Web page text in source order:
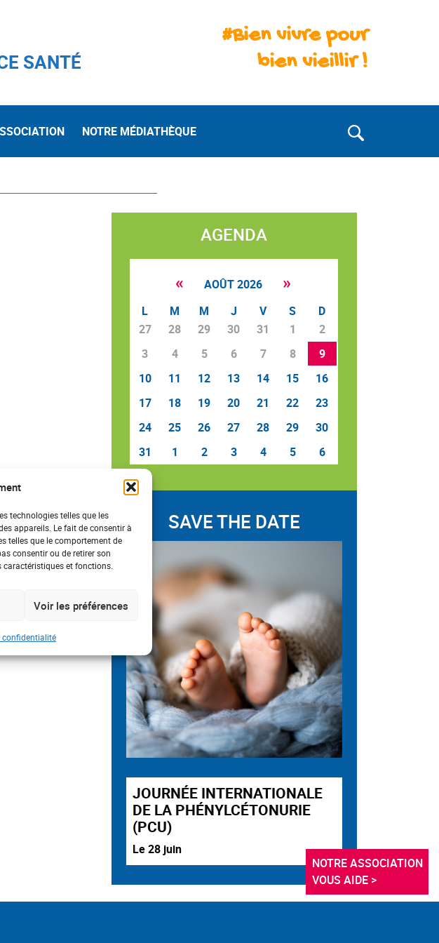
technologies telles que les
appareils. Le fait de consentir à
telles que le comportement de
consentir ou de retirer son
et fonctions.
Voir les préférences
confidentialité
SANTÉ
#Bien vivre pour
bien vieillir !
NOTRE MÉDIATHÈQUE
AGENDA
« AOÛT 2026 »
L M M J V S
D
27
28 29 30 31 1
2
3
4 5 6 7 8
9
10
11 12 13 14 15
16
17
18 19 20 21 22
23
24
25 26 27 28 29
30
31
1 2 3 4 5 6
SAVE THE DATE
JOURNÉE INTERNATIONALE
DE LA PHÉNYLCÉTONURIE
(PCU)
Le 28 juin
NOTRE ASSOCIATION
VOUS AIDE >